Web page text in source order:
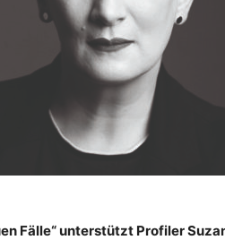
Fälle“ unterstützt Profiler